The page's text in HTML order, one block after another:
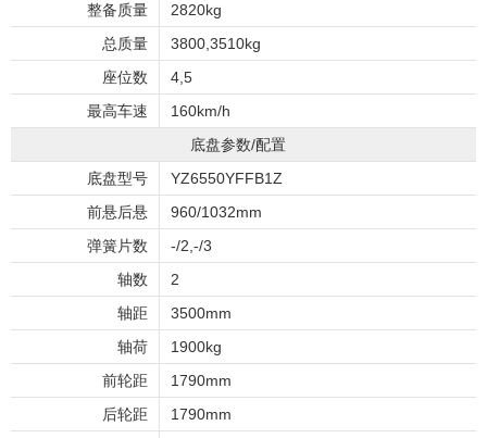
整备质量
2820kg
总质量
3800,3510kg
座位数
4,5
最高车速
160km/h
底盘参数/配置
底盘型号
YZ6550YFFB1Z
前悬后悬
960/1032mm
弹簧片数
-/2,-/3
轴数
2
轴距
3500mm
轴荷
1900kg
前轮距
1790mm
后轮距
1790mm